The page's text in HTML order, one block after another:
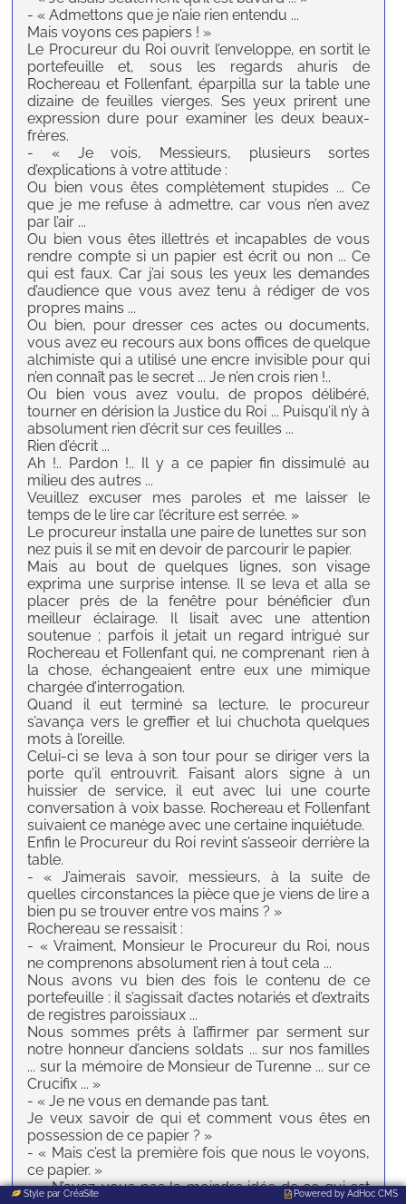
- « Admettons que je n’aie rien entendu ...
Mais voyons ces papiers ! »
Le Procureur du Roi ouvrit l’enveloppe, en sortit le
portefeuille et, sous les regards ahuris de
Rochereau et Follenfant, éparpilla sur la table une
dizaine de feuilles vierges. Ses yeux prirent une
expression dure pour examiner les deux beaux-
frères.
- « Je vois, Messieurs, plusieurs sortes
d’explications à votre attitude :
Ou bien vous êtes complètement stupides ... Ce
que je me refuse à admettre, car vous n’en avez
par l’air ...
Ou bien vous êtes illettrés et incapables de vous
rendre compte si un papier est écrit ou non ... Ce
qui est faux. Car j’ai sous les yeux les demandes
d’audience que vous avez tenu à rédiger de vos
propres mains ...
Ou bien, pour dresser ces actes ou documents,
vous avez eu recours aux bons offices de quelque
alchimiste qui a utilisé une encre invisible pour qui
n’en connaît pas le secret ... Je n’en crois rien !..
Ou bien vous avez voulu, de propos délibéré,
tourner en dérision la Justice du Roi ... Puisqu’il n’y à
absolument rien d’écrit sur ces feuilles ...
Rien d’écrit ...
Ah !.. Pardon !.. Il y a ce papier fin dissimulé au
milieu des autres ...
Veuillez excuser mes paroles et me laisser le
temps de le lire car l’écriture est serrée. »
Le procureur installa une paire de lunettes sur son
nez puis il se mit en devoir de parcourir le papier.
Mais au bout de quelques lignes, son visage
exprima une surprise intense. Il se leva et alla se
placer près de la fenêtre pour bénéficier d’un
meilleur éclairage. Il lisait avec une attention
soutenue ; parfois il jetait un regard intrigué sur
Rochereau et Follenfant qui, ne comprenant rien à
la chose, échangeaient entre eux une mimique
chargée d’interrogation.
Quand il eut terminé sa lecture, le procureur
s’avança vers le greffier et lui chuchota quelques
mots à l’oreille.
Celui-ci se leva à son tour pour se diriger vers la
porte qu’il entrouvrit. Faisant alors signe à un
huissier de service, il eut avec lui une courte
conversation à voix basse. Rochereau et Follenfant
suivaient ce manège avec une certaine inquiétude.
Enfin le Procureur du Roi revint s’asseoir derrière la
table.
- « J’aimerais savoir, messieurs, à la suite de
quelles circonstances la pièce que je viens de lire a
bien pu se trouver entre vos mains ? »
Rochereau se ressaisit :
- « Vraiment, Monsieur le Procureur du Roi, nous
ne comprenons absolument rien à tout cela ...
Nous avons vu bien des fois le contenu de ce
portefeuille : il s’agissait d’actes notariés et d’extraits
de registres paroissiaux ...
Nous sommes prêts à l’affirmer par serment sur
notre honneur d’anciens soldats ... sur nos familles
... sur la mémoire de Monsieur de Turenne ... sur ce
Crucifix ... »
- « Je ne vous en demande pas tant.
Je veux savoir de qui et comment vous êtes en
possession de ce papier ? »
- « Mais c’est la première fois que nous le voyons,
ce papier. »
- « N’avez-vous pas la moindre idée de ce qui est
Style par CréaSite Powered byAdHoc CMS